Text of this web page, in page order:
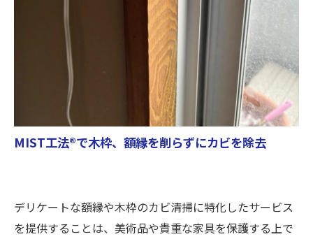
MIST工法®で木枠、額縁を削らずにカビを除去
デリケートな額縁や木枠のカビ清掃に特化したサービス
を提供することは、美術品や貴重な家具を保護する上で